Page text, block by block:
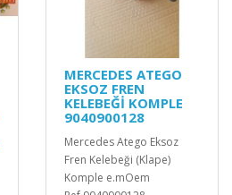
MERCEDES ATEGO
EKSOZ FREN
KELEBEĞİ KOMPLE
9040900128
Mercedes Atego Eksoz
Fren Kelebeği (Klape)
Komple e.mOem